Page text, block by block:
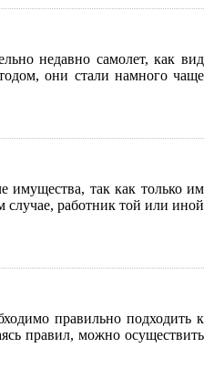
недавно самолет, как вид
они стали намного чаще
имущества, так как только им
случае, работник той или иной
правильно подходить к
правил, можно осуществить